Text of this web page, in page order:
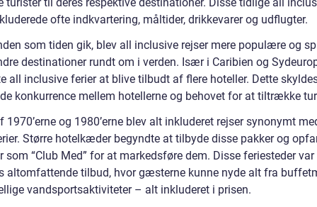
ofte indkvartering, måltider, drikkevarer og udflugter.
som tiden gik, blev all inclusive rejser mere populære og
destinationer rundt om i verden. Især i Caribien og
all inclusive ferier at blive tilbudt af flere hoteller. Dette
konkurrence mellem hotellerne og behovet for at tiltrække
1970’erne og 1980’erne blev alt inkluderet rejser synonymt
Større hotelkæder begyndte at tilbyde disse pakker og
som “Club Med” for at markedsføre dem. Disse feriesteder
altomfattende tilbud, hvor gæsterne kunne nyde alt fra
vandsportsaktiviteter – alt inkluderet i prisen.